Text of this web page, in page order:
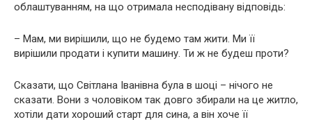
облаштуванням, на що отримала несподівану відповідь:
– Мам, ми вирішили, що не будемо там жити. Ми її
вирішили продати і купити машину. Ти ж не будеш проти?
Сказати, що Світлана Іванівна була в шoці – нічого не
сказати. Вони з чоловіком так довго збирали на це житло,
хотіли дати хороший старт для сина, а він хоче її